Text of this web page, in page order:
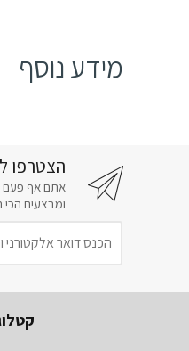
מידע נוסף
הצטרפו
אתם אף פעם
ומבצעים הכי